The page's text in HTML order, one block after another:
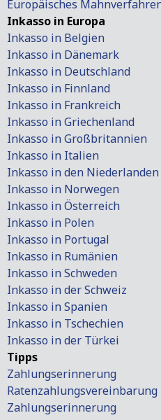
Europäisches
Inkasso in Europa
Inkasso in Belgien
Inkasso in Dänemark
Inkasso in Deutschland
Inkasso in Finnland
Inkasso in Frankreich
Inkasso in Griechenland
Inkasso in Großbritannien
Inkasso in Italien
Inkasso in den Niederlanden
Inkasso in Norwegen
Inkasso in Österreich
Inkasso in Polen
Inkasso in Portugal
Inkasso in Rumänien
Inkasso in Schweden
Inkasso in der Schweiz
Inkasso in Spanien
Inkasso in Tschechien
Inkasso in der Türkei
Tipps
Zahlungserinnerung
Ratenzahlungsvereinbarung
Zahlungserinnerung